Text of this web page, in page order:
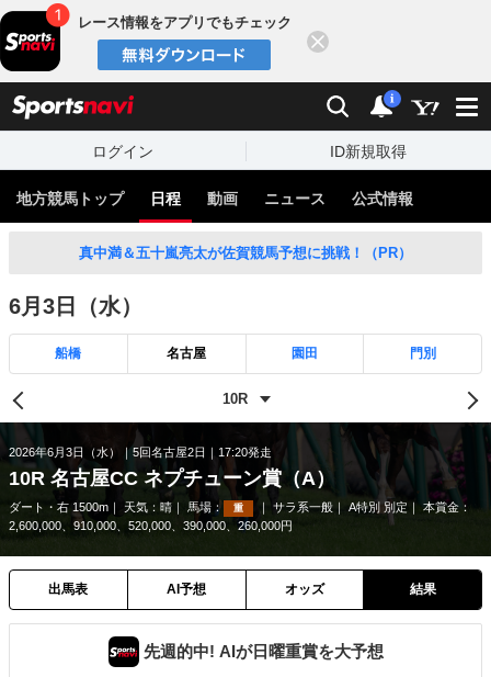
レース情報をアプリでもチェック
検索 通知
i
ログイン ID新規取得
地方競馬トップ 日程 動画 ニュース 公式情報
真中満＆五十嵐亮太が佐賀競馬予想に挑戦！（PR）
6月3日（水）
船橋 名古屋 園田 門別
2026年6月3日（水） 5回名古屋2日 17:20発走
10R 名古屋CC ネプチューン賞（A）
ダート・右 1500m 天気： 晴 馬場： 重 サラ系一般 A特別 別定
本賞金：
2,600,000、910,000、520,000、390,000、260,000円
出馬表 AI予想 オッズ 結果
先週的中! AIが日曜重賞を大予想